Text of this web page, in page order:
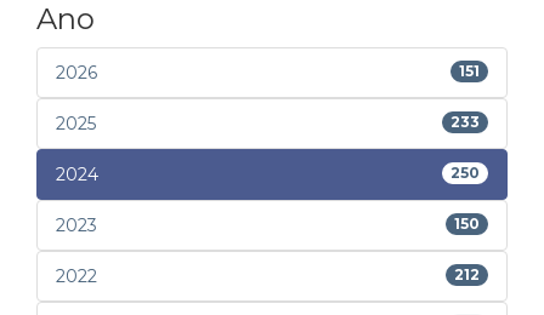
Ano
2026 151
2025 233
2024 250
2023 150
2022 212